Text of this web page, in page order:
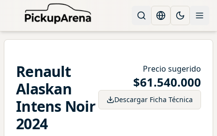
ChangeToggle
Renault
Alaskan
Intens Noir
2024
Precio sugerido
$61.540.000
Descargar Ficha Técnica